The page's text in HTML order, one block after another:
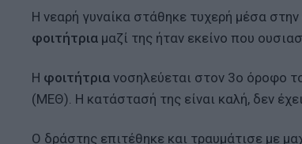
Η νεαρή γυναίκα στάθηκε τυχερή μέσα
φοιτήτρια μαζί της ήταν εκείνο που
Η φοιτήτρια νοσηλεύεται στον 3ο όροφο
(ΜΕΘ). Η κατάστασή της είναι καλή, δεν
Ο δράστης επιτέθηκε και τραυμάτισε με